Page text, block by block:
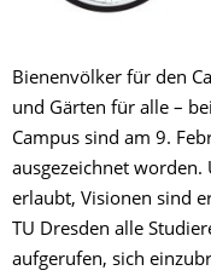
Bienenvölker für den
und Gärten für alle –
Campus sind am 9.
ausgezeichnet worden.
erlaubt, Visionen sind
TU Dresden alle
aufgerufen, sich